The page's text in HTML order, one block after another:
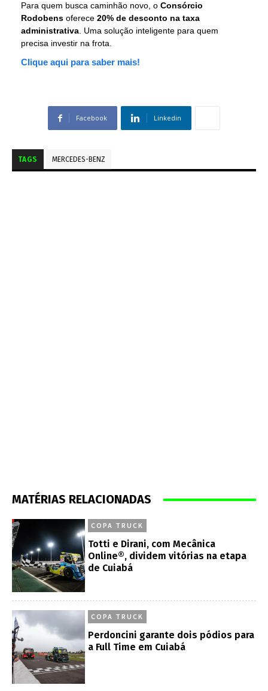
Para quem busca caminhão novo, o Consórcio
Rodobens oferece 20% de desconto na taxa
administrativa . Uma solução inteligente para quem
precisa investir na frota.
Clique aqui para saber mais!
Facebook Linkedin
TAGS MERCEDES-BENZ
MATÉRIAS RELACIONADAS
COPA TRUCK
Totti e Dirani, com Mecânica
Online®, dividem vitórias na etapa
de Cuiabá
COPA TRUCK
Perdoncini garante dois pódios para
a Full Time em Cuiabá